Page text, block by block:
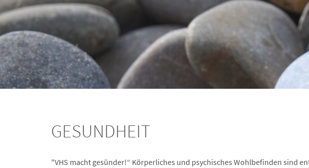
GESUNDHEIT
"VHS macht gesünder!“ Körperliches und psychisches Wohlbefinden sind